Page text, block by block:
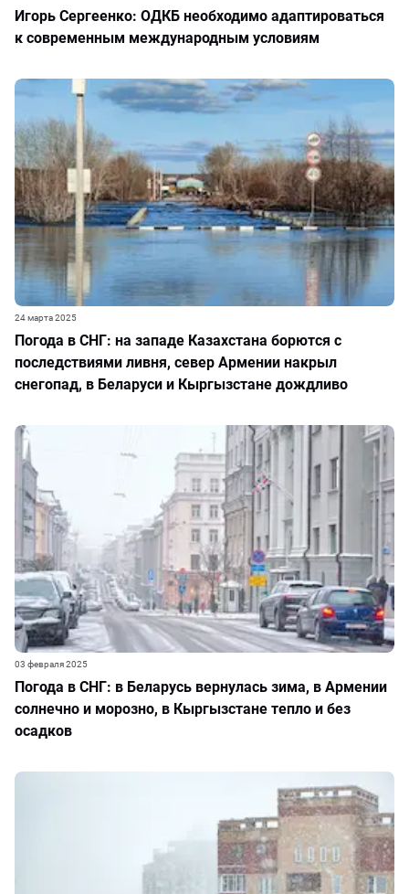
Игорь Сергеенко: ОДКБ необходимо адаптироваться
к современным международным условиям
Погода в СНГ: на западе Казахстана борются с
последствиями ливня, север Армении накрыл
снегопад, в Беларуси и Кыргызстане дождливо
24 марта 2025
Погода в СНГ: в Беларусь вернулась зима, в Армении
солнечно и морозно, в Кыргызстане тепло и без
осадков
03 февраля 2025